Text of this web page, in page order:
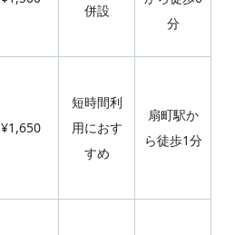
併設
分
¥1,650
短時間利
用におす
すめ
扇町駅か
ら徒歩1分